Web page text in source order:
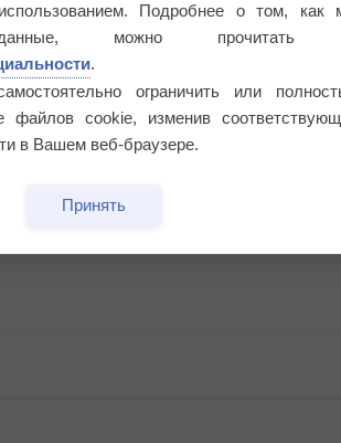
Подробнее о том, как
данные, можно прочитать
.
ограничить или
файлов cookie, изменив
в Вашем веб-браузере.
Принять